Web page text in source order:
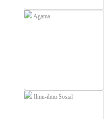
Agama
Ilmu-ilmu Sosial